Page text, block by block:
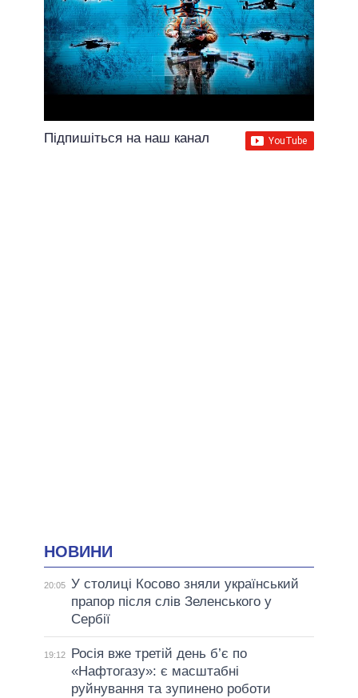
Підпишіться на наш канал
НОВИНИ
20:05 У столиці Косово зняли український
прапор після слів Зеленського у
Сербії
19:12
Росія вже третій день б’є по
«Нафтогазу»: є масштабні
руйнування та зупинено роботи